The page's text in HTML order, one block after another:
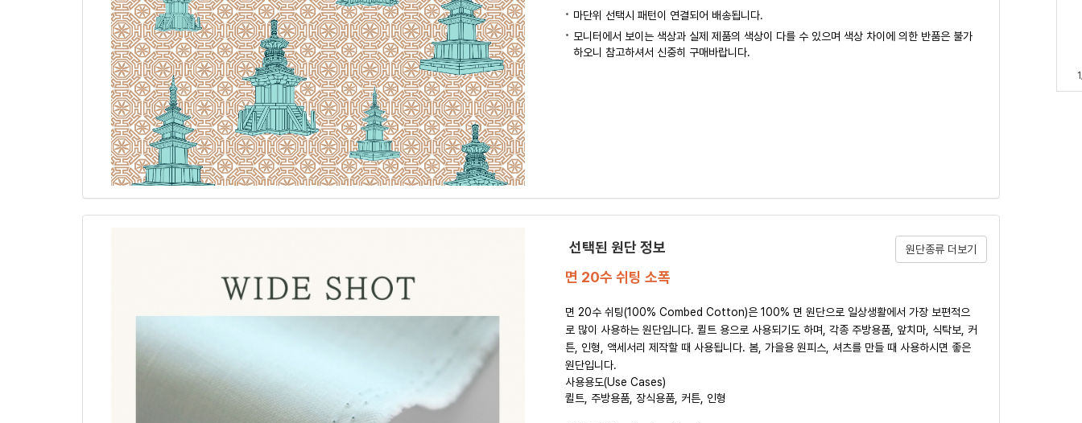
마단위 선택시 패턴이 연결되어 배송됩니다.
모니터에서 보이는 색상과 실제 제품의 색상이 다를 수 있으며 색상 차이에 의한 반품은 불가
하오니 참고하셔서 신중히 구매바랍니다.
선택된 원단 정보 원단종류 더보기
면 20수 쉬팅 소폭
면 20수 쉬팅(100% Combed Cotton)은 100% 면 원단으로 일상생활에서 가장 보편적으
로 많이 사용하는 원단입니다. 퀼트 용으로 사용되기도 하며, 각종 주방용품, 앞치마, 식탁보, 커
튼, 인형, 액세서리 제작할 때 사용됩니다. 봄, 가을용 원피스, 셔츠를 만들 때 사용하시면 좋은
원단입니다.
사용용도(Use Cases)
퀼트, 주방용품, 장식용품, 커튼, 인형
1